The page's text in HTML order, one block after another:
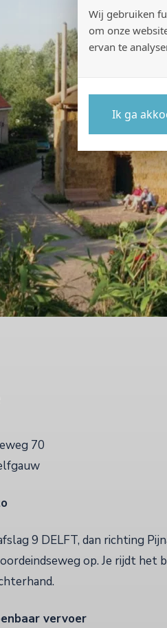
Wij gebruiken
om onze
ervan te
Ik ga
70
9 DELFT, dan richting
op. Je rijdt het
vervoer